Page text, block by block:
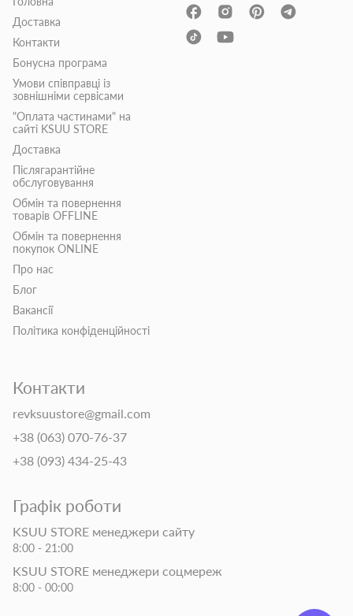
Доставка
Контакти
Бонусна програма
Умови співправці із
зовнішніми сервісами
"Оплата частинами" на
сайті KSUU STORE
Доставка
Післягарантійне
обслуговування
Обмін та повернення
товарів OFFLINE
Обмін та повернення
покупок ONLINE
Про нас
Блог
Вакансії
Політика конфіденційності
Контакти
revksuustore@gmail.com
+38 (063) 070-76-37
+38 (093) 434-25-43
Графік роботи
KSUU STORE менеджери сайту
8:00 - 21:00
KSUU STORE менеджери соцмереж
8:00 - 00:00